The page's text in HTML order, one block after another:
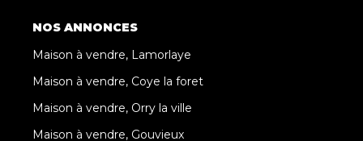
NOS ANNONCES
Maison à vendre, Lamorlaye
Maison à vendre, Coye la foret
Maison à vendre, Orry la ville
Maison à vendre, Gouvieux